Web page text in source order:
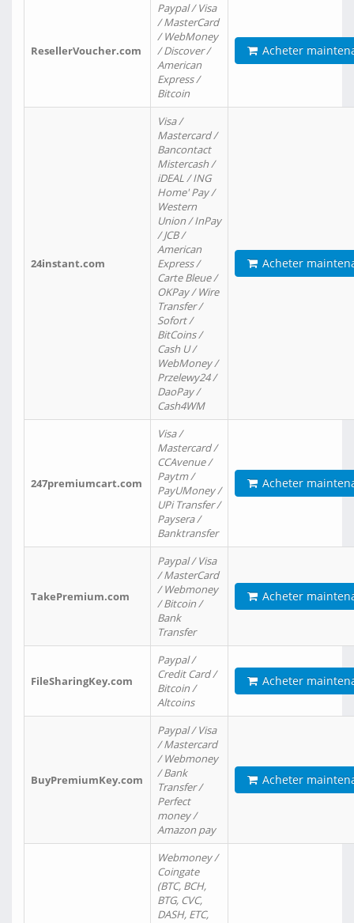
ResellerVoucher.com
Paypal / Visa
/ MasterCard
/ WebMoney
/ Discover /
American
Express /
Bitcoin
Acheter
24instant.com
Visa /
Mastercard /
Bancontact
Mistercash /
iDEAL / ING
Home' Pay /
Western
Union / InPay
/ JCB /
American
Express /
Carte Bleue /
OKPay / Wire
Transfer /
Sofort /
BitCoins /
Cash U /
WebMoney /
Przelewy24 /
DaoPay /
Cash4WM
Acheter
247premiumcart.com
Visa /
Mastercard /
CCAvenue /
Paytm /
PayUMoney /
UPi Transfer /
Paysera /
Banktransfer
Acheter
TakePremium.com
Paypal / Visa
/ MasterCard
/ Webmoney
/ Bitcoin /
Bank
Transfer
Acheter
FileSharingKey.com
Paypal /
Credit Card /
Bitcoin /
Altcoins
Acheter
BuyPremiumKey.com
Paypal / Visa
/ Mastercard
/ Webmoney
/ Bank
Transfer /
Perfect
money /
Amazon pay
Acheter
Webmoney /
Coingate
(BTC, BCH,
BTG, CVC,
DASH, ETC,